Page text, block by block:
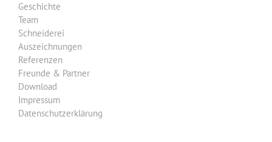
Geschichte
Team
Schneiderei
Auszeichnungen
Referenzen
Freunde & Partner
Download
Impressum
Datenschutzerklärung